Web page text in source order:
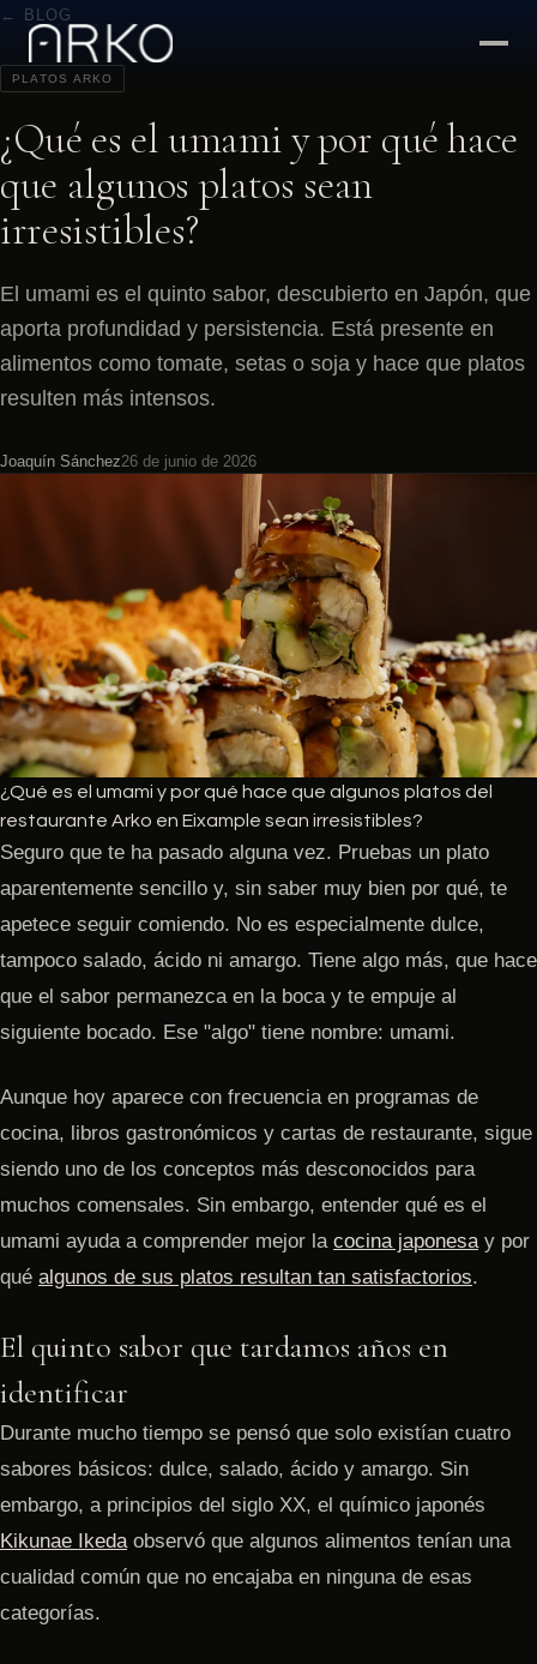
← BLOG
PLATOS ARKO
¿Qué es el umami y por qué hace
que algunos platos sean
irresistibles?
El umami es el quinto sabor, descubierto en Japón, que
aporta profundidad y persistencia. Está presente en
alimentos como tomate, setas o soja y hace que platos
resulten más intensos.
Joaquín Sánchez26 de junio de 2026
¿Qué es el umami y por qué hace que algunos platos del
restaurante Arko en Eixample sean irresistibles?
Seguro que te ha pasado alguna vez. Pruebas un plato
aparentemente sencillo y, sin saber muy bien por qué, te
apetece seguir comiendo. No es especialmente dulce,
tampoco salado, ácido ni amargo. Tiene algo más, que hace
que el sabor permanezca en la boca y te empuje al
siguiente bocado. Ese "algo" tiene nombre: umami.
Aunque hoy aparece con frecuencia en programas de
cocina, libros gastronómicos y cartas de restaurante, sigue
siendo uno de los conceptos más desconocidos para
muchos comensales. Sin embargo, entender qué es el
umami ayuda a comprender mejor la cocina japonesa y por
qué algunos de sus platos resultan tan satisfactorios.
El quinto sabor que tardamos años en
identificar
Durante mucho tiempo se pensó que solo existían cuatro
sabores básicos: dulce, salado, ácido y amargo. Sin
embargo, a principios del siglo XX, el químico japonés
Kikunae Ikeda observó que algunos alimentos tenían una
cualidad común que no encajaba en ninguna de esas
categorías.